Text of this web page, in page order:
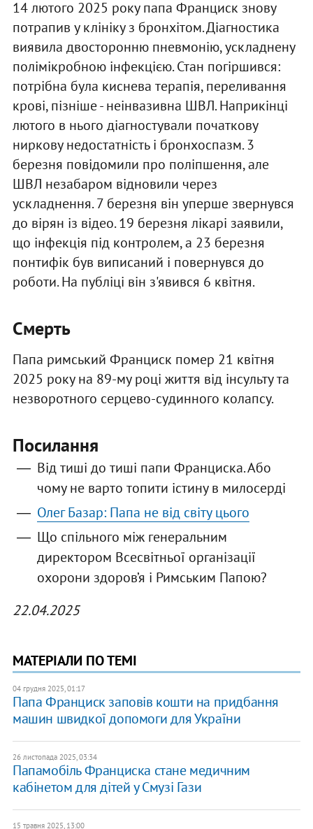
14 лютого 2025 року папа Франциск знову
потрапив у клініку з бронхітом. Діагностика
виявила двосторонню пневмонію, ускладнену
полімікробною інфекцією. Стан погіршився:
потрібна була киснева терапія, переливання
крові, пізніше - неінвазивна ШВЛ. Наприкінці
лютого в нього діагностували початкову
ниркову недостатність і бронхоспазм. 3
березня повідомили про поліпшення, але
ШВЛ незабаром відновили через
ускладнення. 7 березня він уперше звернувся
до вірян із відео. 19 березня лікарі заявили,
що інфекція під контролем, а 23 березня
понтифік був виписаний і повернувся до
роботи. На публіці він з'явився 6 квітня.
Смерть
Папа римський Франциск помер 21 квітня
2025 року на 89-му році життя від інсульту та
незворотного серцево-судинного колапсу.
Посилання
Від тиші до тиші папи Франциска. Або
чому не варто топити істину в милосерді
Олег Базар: Папа не від світу цього
Що спільного між генеральним
директором Всесвітньої організації
охорони здоров’я і Римським Папою?
22.04.2025
МАТЕРІАЛИ ПО ТЕМІ
04 грудня 2025, 01:17
Папа Франциск заповів кошти на придбання
машин швидкої допомоги для України
26 листопада 2025, 03:34
Папамобіль Франциска стане медичним
кабінетом для дітей у Смузі Гази
15 травня 2025, 13:00